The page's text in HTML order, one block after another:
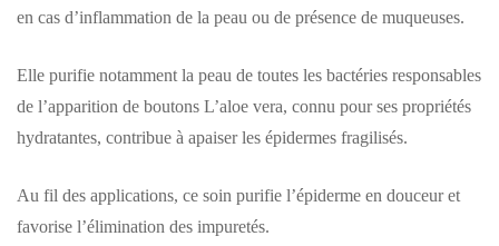
en cas d’inflammation de la peau ou de présence de muqueuses.
Elle purifie notamment la peau de toutes les bactéries responsables
de l’apparition de boutons L’aloe vera, connu pour ses propriétés
hydratantes, contribue à apaiser les épidermes fragilisés.
Au fil des applications, ce soin purifie l’épiderme en douceur et
favorise l’élimination des impuretés.